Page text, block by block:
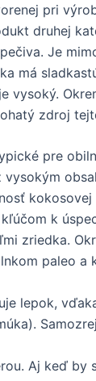
pri
druhej
Je
má
vysoký.
zdroj
pre
k
zriedka.
paleo a
lepok,
Aj keď by